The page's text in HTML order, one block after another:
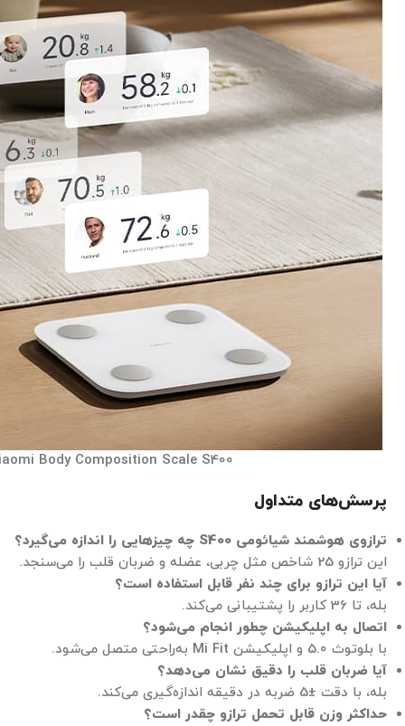
Body Composition Scale S400
پرسش‌های متداول
ترازوی هوشمند شیائومی
چه چیزهایی را اندازه می‌گیرد؟
این ترازو 25 شاخص مثل چربی، عضله و ضربان قلب را می‌سنجد.
آیا این ترازو برای چند نفر قابل استفاده است؟
بله، تا 36 کاربر را پشتیبانی می‌کند.
اتصال به اپلیکیشن چطور انجام می‌شود؟
با بلوتوث 5.0 و اپلیکیشن Mi Fit به‌راحتی متصل می‌شود.
آیا ضربان قلب را دقیق نشان می‌دهد؟
بله، با دقت ±5 ضربه در دقیقه اندازه‌گیری می‌کند.
حداکثر وزن قابل تحمل ترازو چقدر است؟